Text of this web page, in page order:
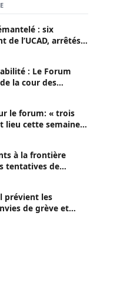
: six
de l’UCAD, arrêtés à
avoir propagé le
: Le Forum
la cour des
le forum: « trois
lieu cette semaine à
à la frontière
tentatives de
prévient les
de grève et